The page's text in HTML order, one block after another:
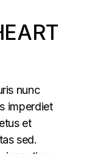
nunc
imperdiet
et
sed.